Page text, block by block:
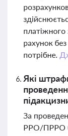
рахунок
потрібне.
Які
За
РРО/ПРРО